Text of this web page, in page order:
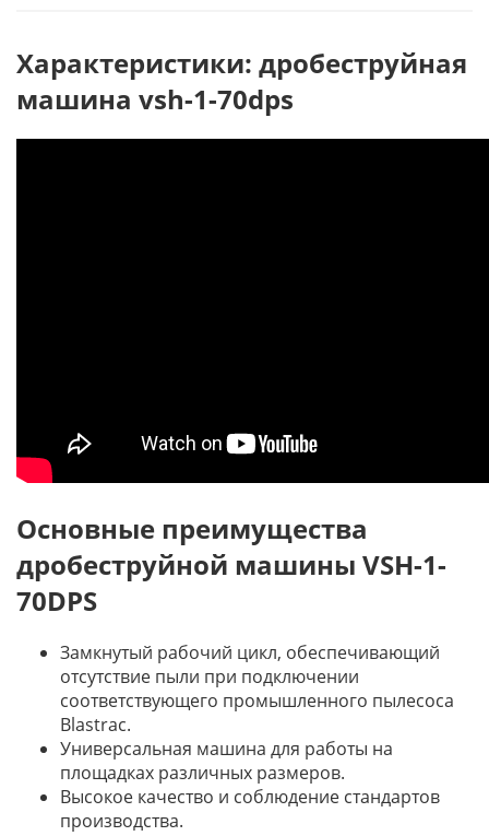
Характеристики: дробеструйная
машина vsh-1-70dps
Основные преимущества
дробеструйной машины VSH-1-
70DPS
Замкнутый рабочий цикл, обеспечивающий
отсутствие пыли при подключении
соответствующего промышленного пылесоса
Blastrac.
Универсальная машина для работы на
площадках различных размеров.
Высокое качество и соблюдение стандартов
производства.